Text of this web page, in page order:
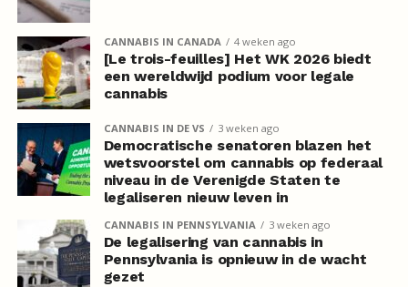
CANNABIS IN CANADA 4 weken ago
[Le trois-feuilles] Het WK 2026 biedt
een wereldwijd podium voor legale
cannabis
CANNABIS IN DE VS 3 weken ago
Democratische senatoren blazen het
wetsvoorstel om cannabis op federaal
niveau in de Verenigde Staten te
legaliseren nieuw leven in
CANNABIS IN PENNSYLVANIA 3 weken ago
De legalisering van cannabis in
Pennsylvania is opnieuw in de wacht
gezet